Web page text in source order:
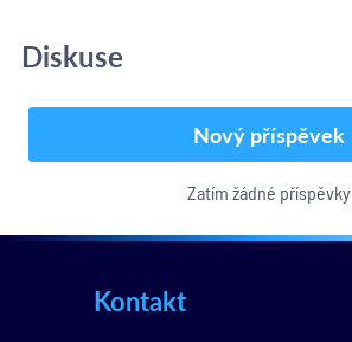
Diskuse
Nový příspěvek
Zatím žádné příspěvky
Kontakt